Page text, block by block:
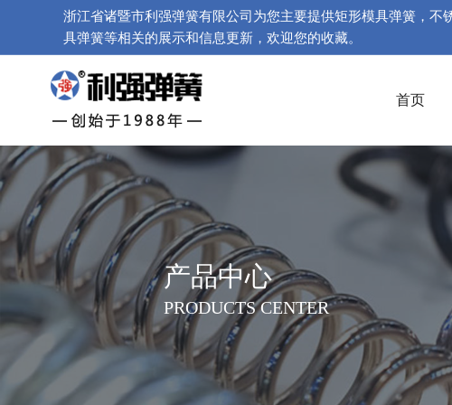
浙江省诸暨市利强弹簧有限公司为您主要提供矩形模具弹簧 ，不
具弹簧等相关的展示和信息更新，欢迎您的收藏。
首页
产品中心
PRODUCTS CENTER